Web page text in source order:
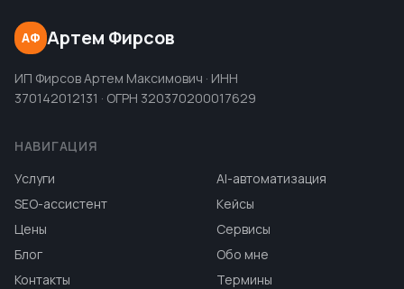
АФ Артем Фирсов
ИП Фирсов Артем Максимович · ИНН
370142012131 · ОГРН 320370200017629
НАВИГАЦИЯ
Услуги
AI-автоматизация
SEO-ассистент
Кейсы
Цены
Сервисы
Блог
Обо мне
Контакты
Термины